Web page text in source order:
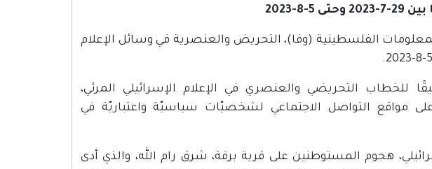
5-8-2023
الأنباء والمعلومات الفلسطينية (وفا)، التحريض والعنصرية في وسائل الإعلام
الـ(319) رصدًا وتوثيقًا للخطاب التحريضي والعنصري في الإعلام الإسرائيلي المرئي،
مواقع التواصل الاجتماعي لشخصيّات سياسيّة واعتباريّة في
هجوم المستوطنين على قرية برقة، شرق رام الله، والذي أدى